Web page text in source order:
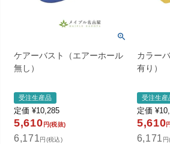
ケアーバスト（エアーホール
無し）
受注生産品
定価 ¥10,285
5,610 円(税抜)
6,171円(税込)
カラー
有り）
受注生産
定価 ¥
5,610
6,171